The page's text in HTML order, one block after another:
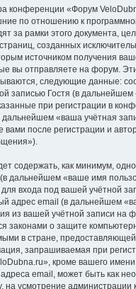
конференции «Форум
по отношению к
за рамки этого документа,
созданных
источником получения
вы отправляете на форум.
следующие данные:
записью Гостя (в
при регистрации в
«ваша учётная
после регистрации и
содержать, как минимум,
дальнейшем «ваше имя
входа под вашей учётной
адрес email (в дальнейшем
из вашей учётной записи на
законами о защите
в стране, предоставляющей
запрашиваемая при
кроме вашего имени
email, может быть как
на усмотрение